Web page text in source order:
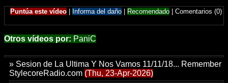
Puntúa este vídeo Informa del daño Recomendado Comentarios (0)
Otros vídeos por: PaniC
» Sesion de La Ultima Y Nos Vamos 11/11/18... Remember
StylecoreRadio.com (Thu, 23-Apr-2026)